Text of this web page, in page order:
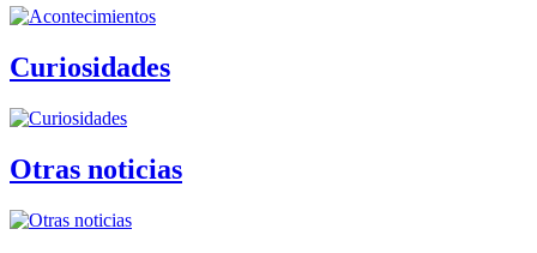
Curiosidades
Otras noticias